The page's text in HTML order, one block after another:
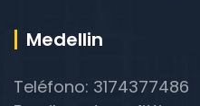
Medellin
Teléfono: 3174377486